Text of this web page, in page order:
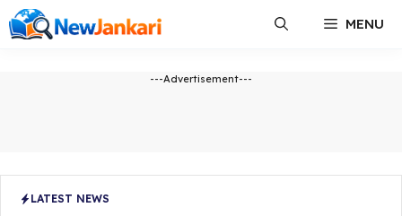
Skip
to
MENU
---Advertisement---
LATEST NEWS